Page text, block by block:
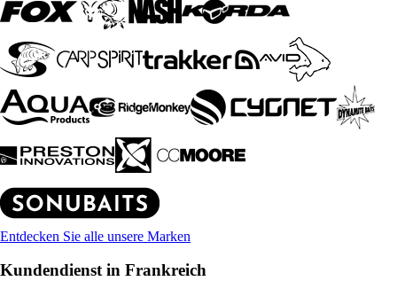
Entdecken Sie alle unsere Marken
Kundendienst in Frankreich